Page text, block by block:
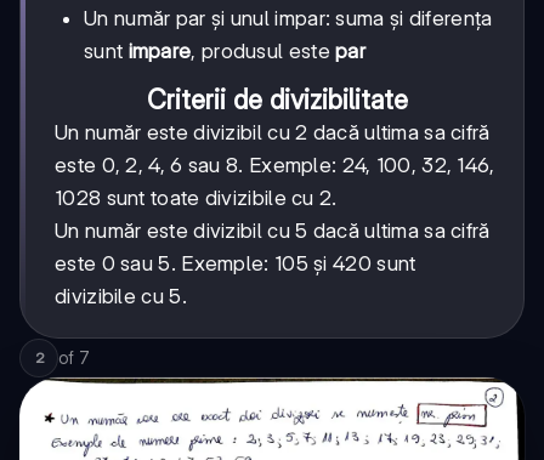
Un număr par și unul impar: suma și diferența
sunt impare, produsul estepar
Criterii de divizibilitate
Un număr este divizibil cu 2 dacă ultima sa cifră
este 0, 2, 4, 6 sau 8. Exemple: 24, 100, 32, 146,
1028 sunt toate divizibile cu 2.
Un număr este divizibil cu 5 dacă ultima sa cifră
este 0 sau 5. Exemple: 105 și 420 sunt
divizibile cu 5.
2 of 7